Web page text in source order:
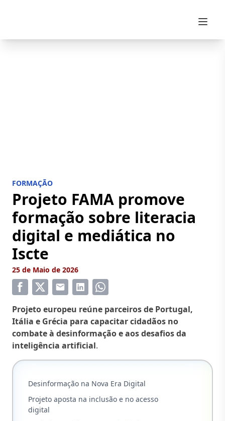
FORMAÇÃO
Projeto FAMA promove
formação sobre literacia
digital e mediática no
Iscte
25 de Maio de 2026
Projeto europeu reúne parceiros de Portugal,
Itália e Grécia para capacitar cidadãos no
combate à desinformação e aos desafios da
inteligência artificial.
Desinformação na Nova Era Digital
Projeto aposta na inclusão e no acesso
digital